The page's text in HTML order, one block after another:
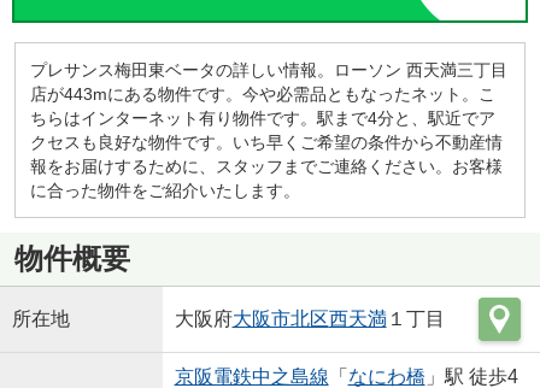
プレサンス梅田東ベータの詳しい情報。ローソン 西天満三丁目
店が443mにある物件です。今や必需品ともなったネット。こ
ちらはインターネット有り物件です。駅まで4分と、駅近でア
クセスも良好な物件です。いち早くご希望の条件から不動産情
報をお届けするために、スタッフまでご連絡ください。お客様
に合った物件をご紹介いたします。
物件概要
所在地 大阪府大阪市北区西天満１丁目
京阪電鉄中之島線 「 なにわ橋 」駅 徒歩4